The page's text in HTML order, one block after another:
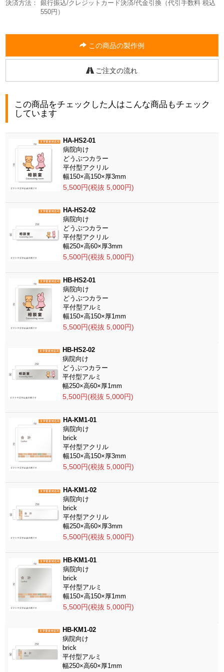
決済方法：
銀行振込/クレジットカード決済/代金引換（代引手数料 税込
550円）
この商品の製作例
ご注文の流れ
この商品をチェックした人はこんな商品もチェック
しています
HA-HS2-01
病院向け
どうぶつカラー
平付型アクリル
幅150×高150×厚3mm
5,500円(税抜 5,000円)
HA-HS2-02
病院向け
どうぶつカラー
平付型アクリル
幅250×高60×厚3mm
5,500円(税抜 5,000円)
HB-HS2-01
病院向け
どうぶつカラー
平付型アルミ
幅150×高150×厚1mm
5,500円(税抜 5,000円)
HB-HS2-02
病院向け
どうぶつカラー
平付型アルミ
幅250×高60×厚1mm
5,500円(税抜 5,000円)
HA-KM1-01
病院向け
brick
平付型アクリル
幅150×高150×厚3mm
5,500円(税抜 5,000円)
HA-KM1-02
病院向け
brick
平付型アクリル
幅250×高60×厚3mm
5,500円(税抜 5,000円)
HB-KM1-01
病院向け
brick
平付型アルミ
幅150×高150×厚1mm
5,500円(税抜 5,000円)
HB-KM1-02
病院向け
brick
平付型アルミ
幅250×高60×厚1mm